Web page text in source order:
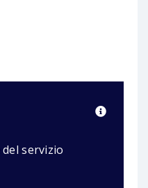
servizio